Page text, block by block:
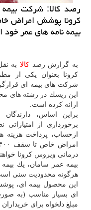
رصد كالا: شركت بیمه
بیمه نامه های عمر
به گزارش رصدكالا به
كرونا بعنوان یكی از
شركت های بیمه ای
این ریسك در رشته های
ارائه كرده است.
براین اساس،
برخورداری از
ازحساب، پرداخت هزینه
درمانی ویروس كرونا
بیمه عمر سامان، یك بیمه
هرگونه محدودیت سنی
این محصول بیمه ای،
ای بسیار مناسب (به
مبلغ دلخواه برای خریداران